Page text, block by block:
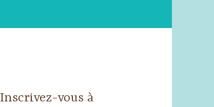
Inscrivez-vous à